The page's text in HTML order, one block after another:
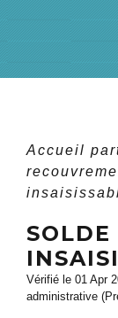
Accueil
Vérifié le 01 Apr
administrative